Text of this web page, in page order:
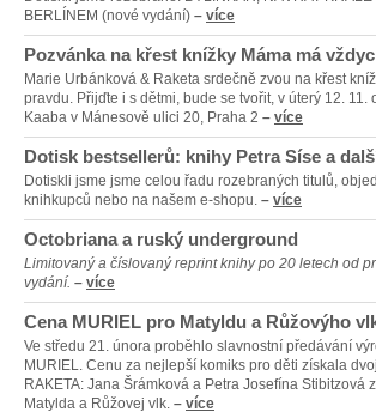
BERLÍNEM (nové vydání) – více
Pozvánka na křest knížky Máma má
Marie Urbánková & Raketa srdečně zvou na křest
pravdu. Přijďte i s dětmi, bude se tvořit, v úterý 12. 11.
Kaaba v Mánesově ulici 20, Praha 2 – více
Dotisk bestsellerů: knihy Petra Síse a
Dotiskli jsme jsme celou řadu rozebraných titulů,
knihkupců nebo na našem e-shopu. – více
Octobriana a ruský underground
Limitovaný a číslovaný reprint knihy po 20 letech od
vydání. – více
Cena MURIEL pro Matyldu a Růžovýho
Ve středu 21. února proběhlo slavnostní předávání
MURIEL. Cenu za nejlepší komiks pro děti získala
RAKETA: Jana Šrámková a Petra Josefína Stibitzová
Matylda a Růžovej vlk. – více